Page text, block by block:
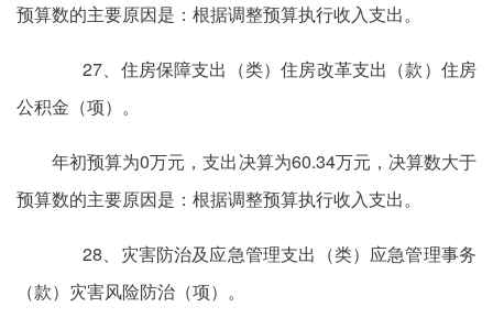
预算数的主要原因是：根据调整预算执行收入支出。
27、住房保障支出（类）住房改革支出（款）住房
公积金（项）。
年初预算为0万元，支出决算为60.34万元，决算数大于
预算数的主要原因是：根据调整预算执行收入支出。
28、灾害防治及应急管理支出（类）应急管理事务
（款）灾害风险防治（项）。